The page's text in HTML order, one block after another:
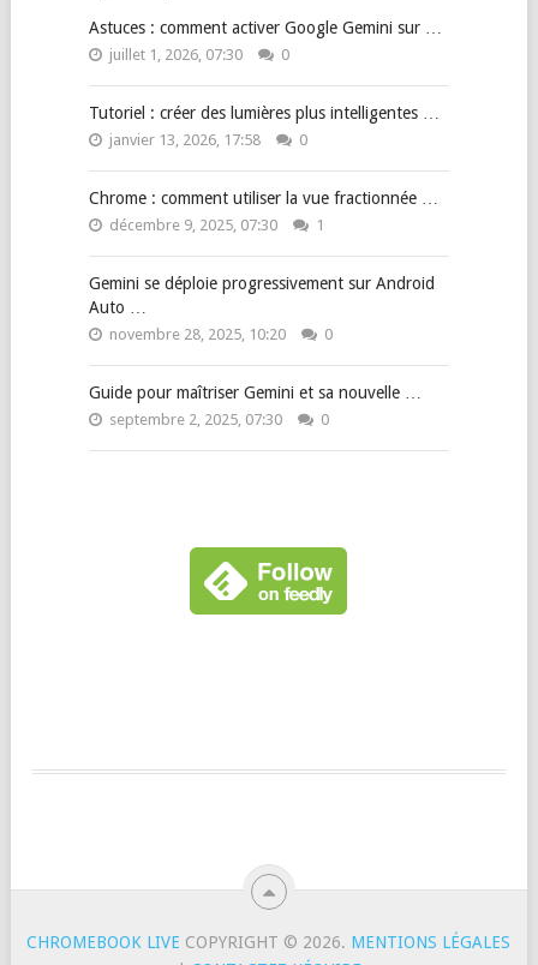
Astuces : comment activer Google Gemini sur …
juillet 1, 2026, 07:30 0
Tutoriel : créer des lumières plus intelligentes …
janvier 13, 2026, 17:58 0
Chrome : comment utiliser la vue fractionnée …
décembre 9, 2025, 07:30 1
Gemini se déploie progressivement sur Android
Auto …
novembre 28, 2025, 10:20 0
Guide pour maîtriser Gemini et sa nouvelle …
septembre 2, 2025, 07:30 0
CHROMEBOOK LIVE COPYRIGHT © 2026. MENTIONS LÉGALES